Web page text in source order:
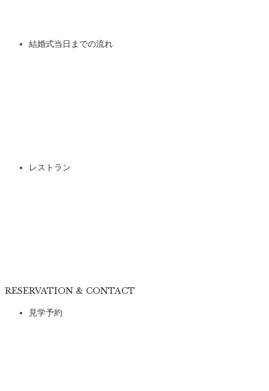
結婚式当日までの流れ
レストラン
RESERVATION & CONTACT
見学予約